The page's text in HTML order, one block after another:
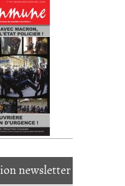
newsletter